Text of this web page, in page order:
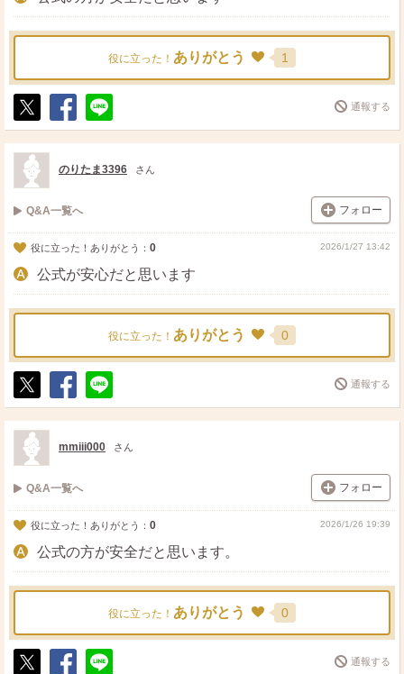
役に立った！ ありがとう 1
ポ
ス
ト
シ
ェ
送
る
通報する
のりたま3396 さん
Q&A一覧へ フォロー
役に立った！ありがとう： 0 2026/1/27 13:42
公式が安心だと思います
役に立った！ ありがとう 0
ポ
ス
ト
シ
ェ
送
る
通報する
mmiii000 さん
Q&A一覧へ フォロー
役に立った！ありがとう： 0 2026/1/26 19:39
公式の方が安全だと思います。
役に立った！ ありがとう 0
通報する